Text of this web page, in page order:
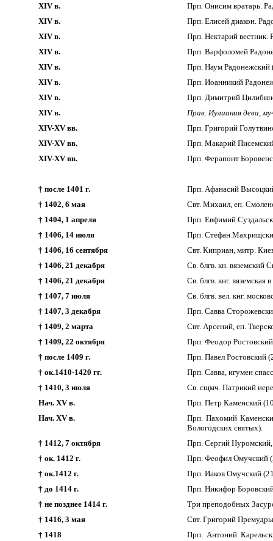
XIV в.
Прп. Онисим вратарь.
XIV в.
Прп. Елисей диакон.
XIV в.
Прп. Нектарий
XIV в.
Прп. Варфоломей
XIV в.
Прп. Наум Радонежский
XIV в.
Прп. Иоанникий
XIV в.
Прп. Димитрий
XIV в.
Прав. Иулиания дева,
XIV-XV вв.
Прп. Григорий
XIV-XV вв.
Прп. Макарий
XIV-XV вв.
Прп. Ферапонт
† после 1401 г.
Прп. Афанасий
† 1402, 6 мая
Свт. Михаил, еп.
† 1404, 1 апреля
Прп. Евфимий
† 1406, 14 июля
Прп. Стефан
† 1406, 16 сентября
Свт. Киприан, митр.
† 1406, 21 декабря
Св. блгв. кн.
† 1406, 21 декабря
Св. блгв. кнг.
† 1407, 7 июля
Св. блгв. вел. кнг.
† 1407, 3 декабря
Прп. Савва
† 1409, 2 марта
Свт. Арсений, еп.
† 1409, 22 октября
Прп. Феодор
† после 1409 г.
Прп. Павел Ростовский
† ок.1410-1420 гг.
Прп. Савва, игумен
† 1410, 3 июля
Св. сщмч. Патрикий
Нач. XV в.
Прп. Петр Каменский
Нач. XV в.
Прп. Пахомий
Вологодских святых).
† 1412, 7 октября
Прп. Сергий
† ок. 1412 г.
Прп. Феофил Омучский
† ок.1412 г.
Прп. Иаков Омучский
† до 1414 г.
Прп. Никифор
† не позднее 1414 г.
Три преподобных
† 1416, 3 мая
Свт. Григорий
† 1418
Прп. Антоний